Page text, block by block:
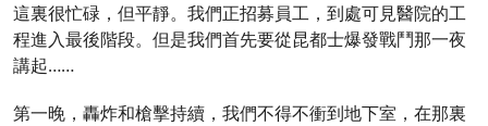
這裏很忙碌，但平靜。我們正招募員工，到處可見醫院的工
程進入最後階段。但是我們首先要從昆都士爆發戰鬥那一夜
講起……
第一晚，轟炸和槍擊持續，我們不得不衝到地下室，在那裏